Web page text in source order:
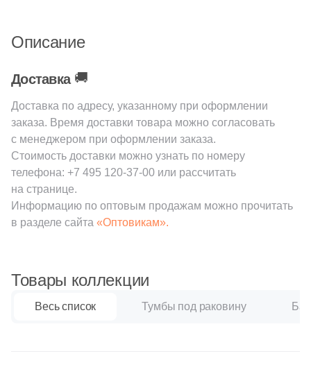
Описание
Доставка 🚚
Доставка по адресу, указанному при оформлении
заказа. Время доставки товара можно согласовать
с менеджером при оформлении заказа.
Стоимость доставки можно узнать по номеру
телефона: +7 495 120-37-00 или рассчитать
на странице.
Информацию по оптовым продажам можно прочитать
в разделе сайта «Оптовикам».
Товары коллекции
Весь список Тумбы под раковину